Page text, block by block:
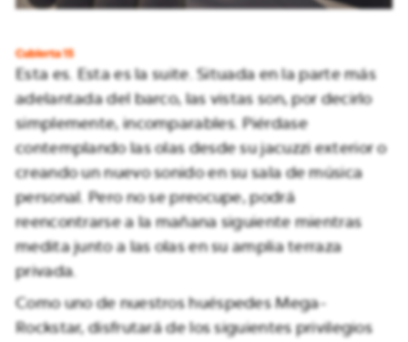
Cubierta 15
Esta es. Esta es la suite. Situada en la parte más
adelantada del barco, las vistas son, por decirlo
simplemente, incomparables. Piérdase
contemplando las olas desde su jacuzzi exterior o
creando un nuevo sonido en su sala de música
personal. Pero no se preocupe, podrá
reencontrarse a la mañana siguiente mientras
medita junto a las olas en su amplia terraza
privada.
Como uno de nuestros huéspedes Mega-
Rockstar, disfrutará de los siguientes privilegios